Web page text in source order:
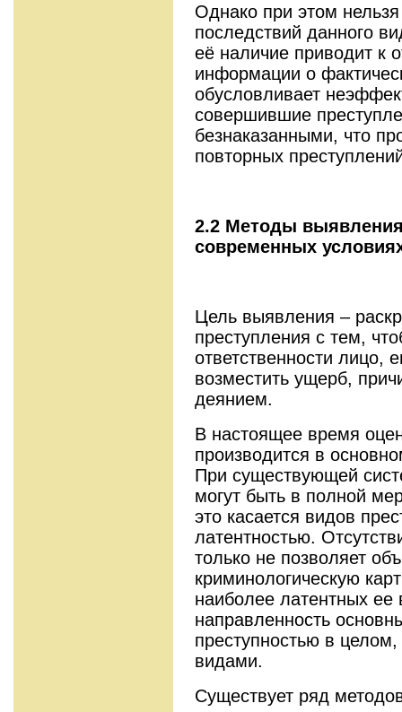
Однако при этом
последствий данного
её наличие приводит к
информации о
обусловливает
совершившие
безнаказанными, что
повторных
2.2 Методы выявления
современных
Цель выявления –
преступления с тем,
ответственности лицо,
возместить ущерб,
деянием.
В настоящее время
производится в
При существующей
могут быть в полной
это касается видов
латентностью.
только не позволяет
криминологическую
наиболее латентных ее
направленность
преступностью в
видами.
Существует ряд